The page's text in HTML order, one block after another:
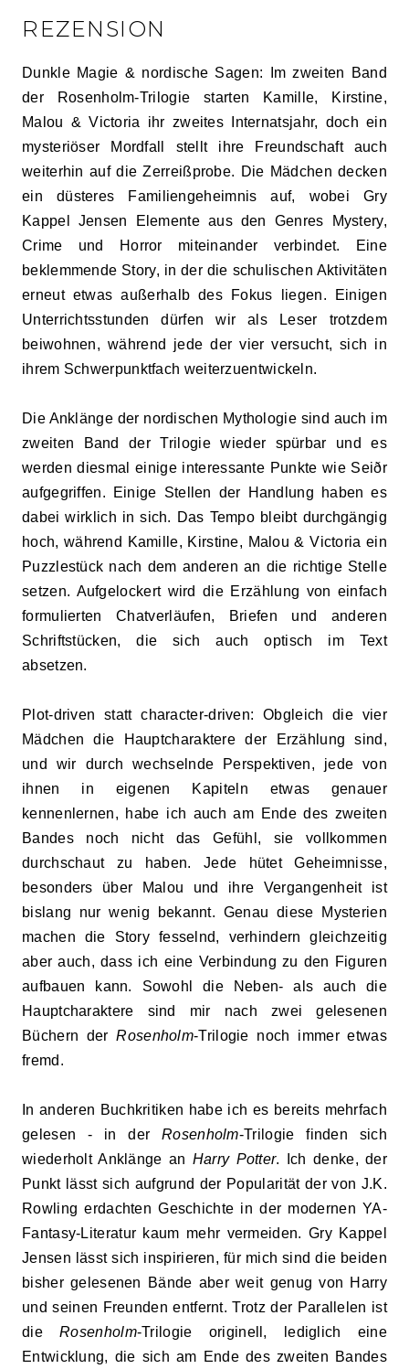
REZENSION
Dunkle Magie & nordische Sagen: Im zweiten Band
der Rosenholm-Trilogie starten Kamille, Kirstine,
Malou & Victoria ihr zweites Internatsjahr, doch ein
mysteriöser Mordfall stellt ihre Freundschaft auch
weiterhin auf die Zerreißprobe. Die Mädchen decken
ein düsteres Familiengeheimnis auf, wobei Gry
Kappel Jensen Elemente aus den Genres Mystery,
Crime und Horror miteinander verbindet. Eine
beklemmende Story, in der die schulischen Aktivitäten
erneut etwas außerhalb des Fokus liegen. Einigen
Unterrichtsstunden dürfen wir als Leser trotzdem
beiwohnen, während jede der vier versucht, sich in
ihrem Schwerpunktfach weiterzuentwickeln.
Die Anklänge der nordischen Mythologie sind auch im
zweiten Band der Trilogie wieder spürbar und es
werden diesmal einige interessante Punkte wie Seiðr
aufgegriffen. Einige Stellen der Handlung haben es
dabei wirklich in sich. Das Tempo bleibt durchgängig
hoch, während Kamille, Kirstine, Malou & Victoria ein
Puzzlestück nach dem anderen an die richtige Stelle
setzen. Aufgelockert wird die Erzählung von einfach
formulierten Chatverläufen, Briefen und anderen
Schriftstücken, die sich auch optisch im Text
absetzen.
Plot-driven statt character-driven: Obgleich die vier
Mädchen die Hauptcharaktere der Erzählung sind,
und wir durch wechselnde Perspektiven, jede von
ihnen in eigenen Kapiteln etwas genauer
kennenlernen, habe ich auch am Ende des zweiten
Bandes noch nicht das Gefühl, sie vollkommen
durchschaut zu haben. Jede hütet Geheimnisse,
besonders über Malou und ihre Vergangenheit ist
bislang nur wenig bekannt. Genau diese Mysterien
machen die Story fesselnd, verhindern gleichzeitig
aber auch, dass ich eine Verbindung zu den Figuren
aufbauen kann. Sowohl die Neben- als auch die
Hauptcharaktere sind mir nach zwei gelesenen
Büchern derRosenholm-Trilogie noch immer etwas
fremd.
In anderen Buchkritiken habe ich es bereits mehrfach
gelesen - in derRosenholm-Trilogie finden sich
wiederholt Anklänge an Harry Potter. Ich denke, der
Punkt lässt sich aufgrund der Popularität der von J.K.
Rowling erdachten Geschichte in der modernen YA-
Fantasy-Literatur kaum mehr vermeiden. Gry Kappel
Jensen lässt sich inspirieren, für mich sind die beiden
bisher gelesenen Bände aber weit genug von Harry
und seinen Freunden entfernt. Trotz der Parallelen ist
dieRosenholm-Trilogie originell, lediglich eine
Entwicklung, die sich am Ende des zweiten Bandes